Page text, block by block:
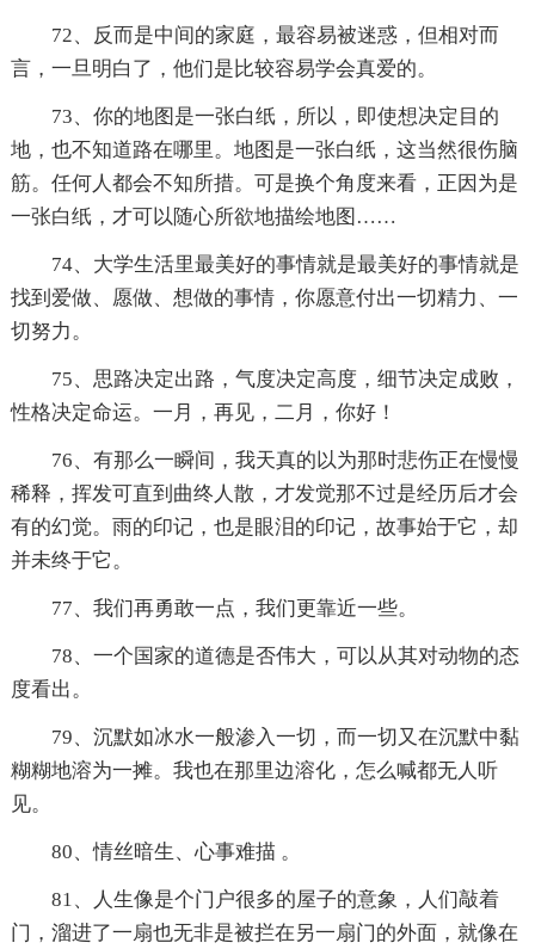
72、反而是中间的家庭，最容易被迷惑，但相对而
言，一旦明白了，他们是比较容易学会真爱的。
73、你的地图是一张白纸，所以，即使想决定目的
地，也不知道路在哪里。地图是一张白纸，这当然很伤脑
筋。任何人都会不知所措。可是换个角度来看，正因为是
一张白纸，才可以随心所欲地描绘地图……
74、大学生活里最美好的事情就是最美好的事情就是
找到爱做、愿做、想做的事情，你愿意付出一切精力、一
切努力。
75、思路决定出路，气度决定高度，细节决定成败，
性格决定命运。一月，再见，二月，你好！
76、有那么一瞬间，我天真的以为那时悲伤正在慢慢
稀释，挥发可直到曲终人散，才发觉那不过是经历后才会
有的幻觉。雨的印记，也是眼泪的印记，故事始于它，却
并未终于它。
77、我们再勇敢一点，我们更靠近一些。
78、一个国家的道德是否伟大，可以从其对动物的态
度看出。
79、沉默如冰水一般渗入一切，而一切又在沉默中黏
糊糊地溶为一摊。我也在那里边溶化，怎么喊都无人听
见。
80、情丝暗生、心事难描 。
81、人生像是个门户很多的屋子的意象，人们敲着
门，溜进了一扇也无非是被拦在另一扇门的外面，就像在